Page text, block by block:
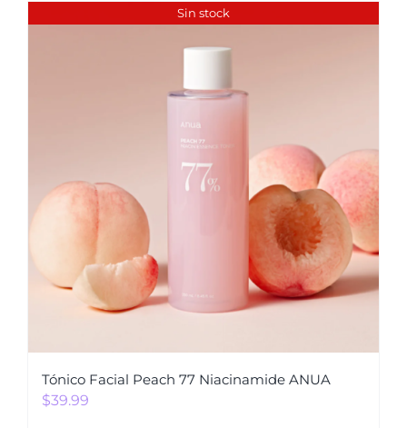
Sin stock
Tónico Facial Peach 77 Niacinamide ANUA
$39.99